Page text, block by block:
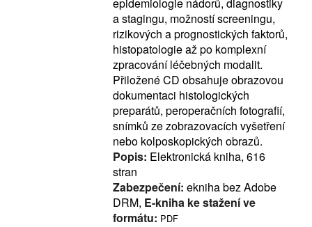
epidemiologie nádorů, diagnostiky
a stagingu, možností screeningu,
rizikových a prognostických faktorů,
histopatologie až po komplexní
zpracování léčebných modalit.
Přiložené CD obsahuje obrazovou
dokumentaci histologických
preparátů, peroperačních fotografií,
snímků ze zobrazovacích vyšetření
nebo kolposkopických obrazů.
Popis: Elektronická kniha, 616
stran
Zabezpečení: ekniha bez Adobe
DRM, E-kniha ke stažení ve
formátu: PDF